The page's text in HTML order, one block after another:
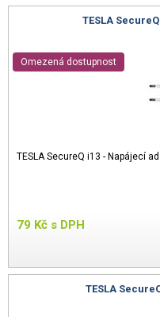
TESLA
TESLA SecureQ i13 - Napájecí
79 Kč s DPH
Omezená dostupnost
TESLA